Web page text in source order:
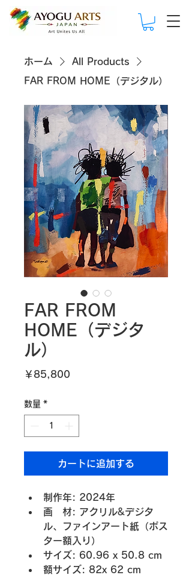
ホーム
All Products
FAR FROM HOME（デジタル）
FAR FROM
HOME（デジタ
ル）
￥85,800
数量 *
カートに追加する
制作年: 2024年
画　材: アクリル&デジタ
ル、ファインアート紙（ポス
ター額入り）
サイズ: 60.96 x 50.8 cm
額サイズ: 82x 62 cm